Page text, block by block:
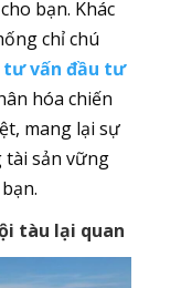
bạn. Khác
chỉ chú
tư vấn đầu tư
hóa chiến
mang lại sự
sản vững
tàu lại quan